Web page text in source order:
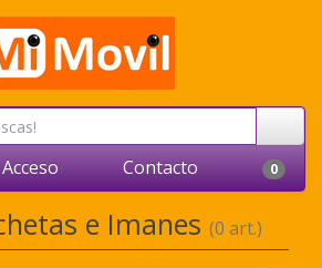
Acceso Contacto 0
e Imanes (0 art.)